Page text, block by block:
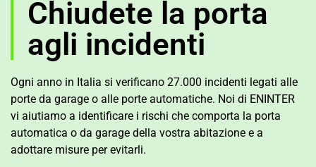
Chiudete la porta
agli incidenti
Ogni anno in Italia si verificano 27.000 incidenti legati alle
porte da garage o alle porte automatiche. Noi di ENINTER
vi aiutiamo a identificare i rischi che comporta la porta
automatica o da garage della vostra abitazione e a
adottare misure per evitarli.